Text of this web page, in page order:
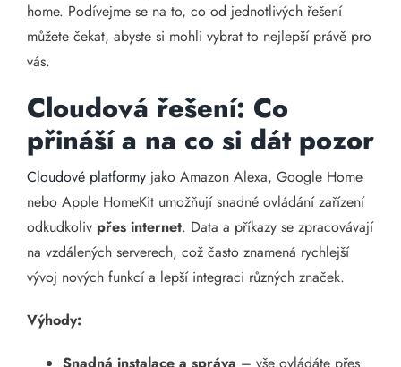
home. Podívejme se na to, co od jednotlivých řešení
můžete čekat, abyste si mohli vybrat to nejlepší právě pro
vás.
Cloudová řešení: Co
přináší a na co si dát pozor
Cloudové platformy jako Amazon Alexa, Google Home
nebo Apple HomeKit umožňují snadné ovládání zařízení
odkudkoliv přes internet. Data a příkazy se zpracovávají
na vzdálených serverech, což často znamená rychlejší
vývoj nových funkcí a lepší integraci různých značek.
Výhody: